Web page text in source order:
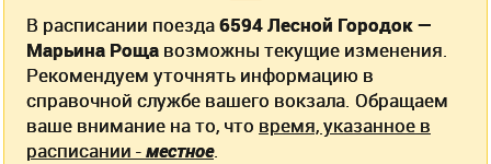
В расписании поезда6594 Лесной Городок —
Марьина Роща возможны текущие изменения.
Рекомендуем уточнять информацию в
справочной службе вашего вокзала. Обращаем
ваше внимание на то, что время, указанное в
расписании -местное.